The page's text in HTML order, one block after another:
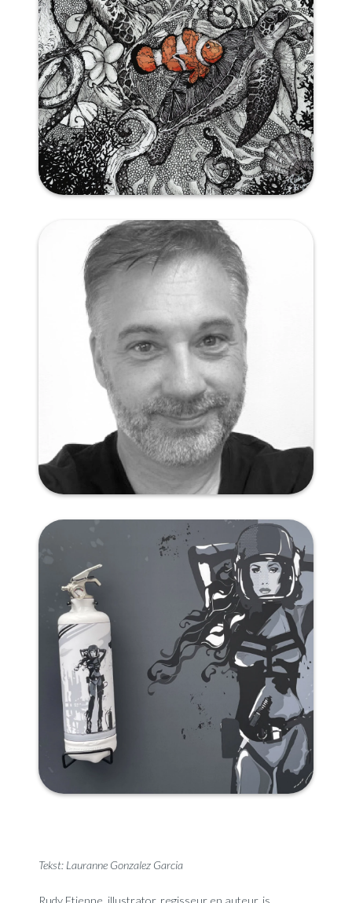
Tekst: Lauranne Gonzalez Garcia
Rudy Etienne, illustrator, regisseur en auteur, is